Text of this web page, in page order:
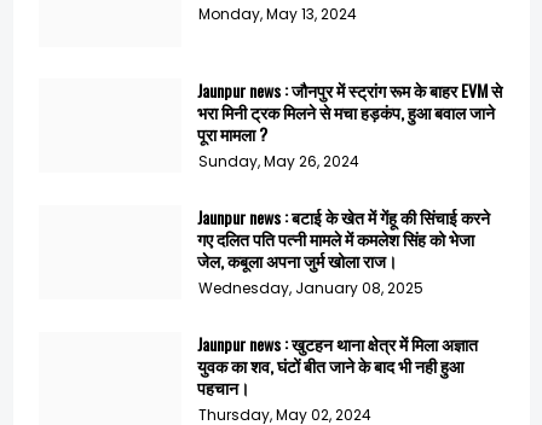
Monday, May 13, 2024
Jaunpur news : जौनपुर में स्ट्रांग रूम के बाहर EVM से
भरा मिनी ट्रक मिलने से मचा हड़कंप, हुआ बवाल जाने
पूरा मामला ?
Sunday, May 26, 2024
Jaunpur news : बटाई के खेत में गेंहू की सिंचाई करने
गए दलित पति पत्नी मामले में कमलेश सिंह को भेजा
जेल, कबूला अपना जुर्म खोला राज।
Wednesday, January 08, 2025
Jaunpur news : खुटहन थाना क्षेत्र में मिला अज्ञात
युवक का शव, घंटों बीत जाने के बाद भी नही हुआ
पहचान।
Thursday, May 02, 2024